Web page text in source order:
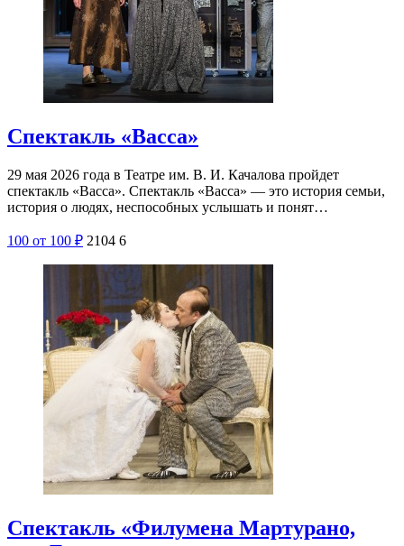
Спектакль «Васса»
29 мая 2026 года в Театре им. В. И. Качалова пройдет
спектакль «Васса». Спектакль «Васса» — это история семьи,
история о людях, неспособных услышать и понят…
100 от 100 ₽ 2104 6
Спектакль «Филумена Мартурано,